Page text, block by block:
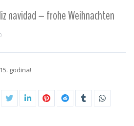
navidad – frohe Weihnachten
godina!